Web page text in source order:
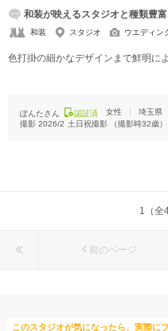
和装が映えるスタジオと種類豊
和装 スタジオ ウエディン
色打掛の細かなデザインまで鮮明に
ぽんたさん 認証済 女性
埼玉県
撮影 2026/2 土日祝撮影 （撮影時32歳）
1（全
前のページ
このスタジオが気になったら、実際に